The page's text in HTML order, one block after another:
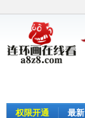
权限开通 最新